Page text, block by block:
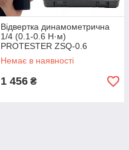
Відвертка динамометрична
1/4 (0.1-0.6 Н·м)
PROTESTER ZSQ-0.6
Немає в наявності
1 456 ₴